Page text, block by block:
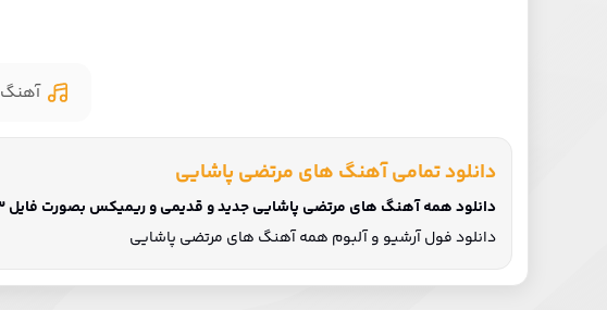
آهنگ
دانلود تمامی آهنگ های مرتضی پاشایی
دانلود همه آهنگ های مرتضی پاشایی جدید و قدیمی و ریمیکس بصورت فایل Mp3
دانلود فول آرشیو و آلبوم همه آهنگ های مرتضی پاشایی